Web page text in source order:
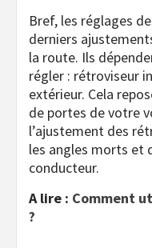
Bref, les réglages
derniers
la route. Ils
régler : rétroviseur
extérieur. Cela
de portes de votre
l’ajustement des
les angles morts et
conducteur.
A lire : Comment
?